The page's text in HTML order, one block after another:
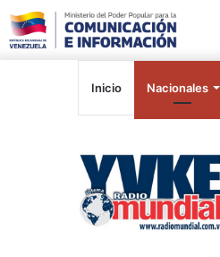
Inicio Nacionales